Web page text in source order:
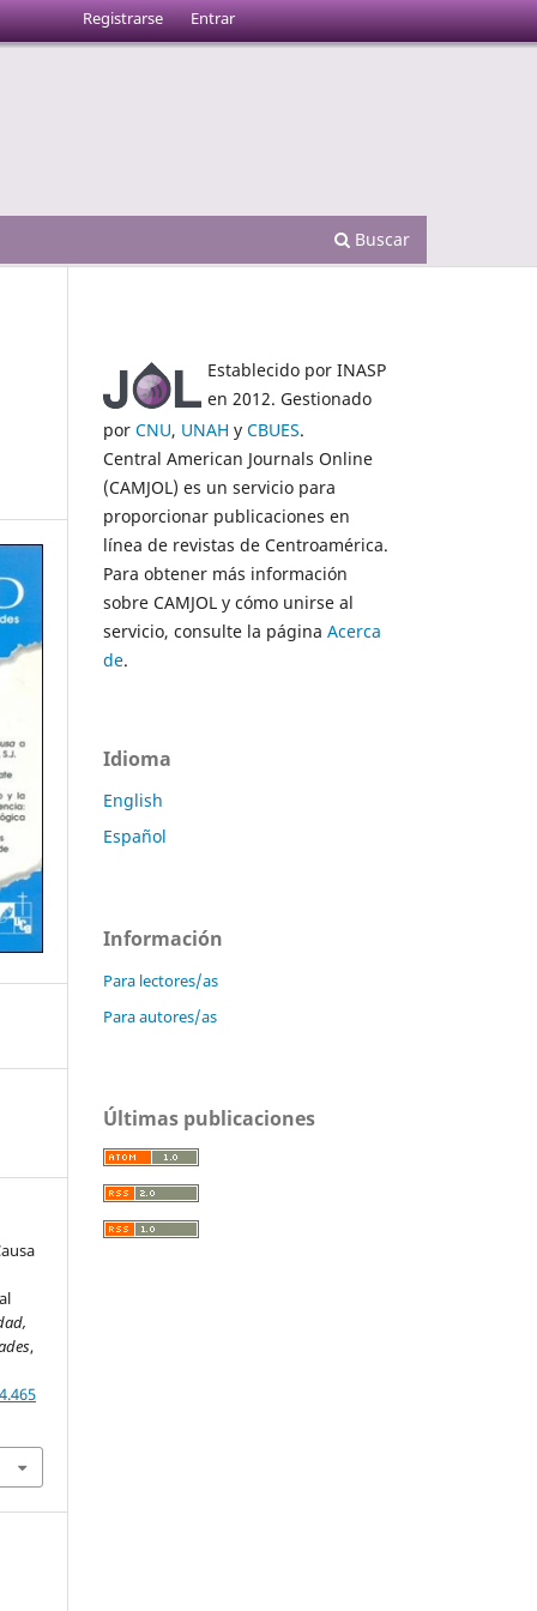
Buscar
Registrarse Entrar
,
Establecido por INASP
en 2012. Gestionado
por CNU, UNAH y CBUES.
Central American Journals Online
(CAMJOL) es un servicio para
proporcionar publicaciones en
línea de revistas de Centroamérica.
Para obtener más información
sobre CAMJOL y cómo unirse al
servicio, consulte la página Acerca
de.
Idioma
English
Español
Información
Para lectores/as
Para autores/as
Últimas publicaciones